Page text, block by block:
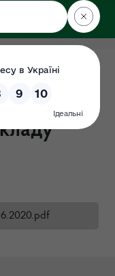
від